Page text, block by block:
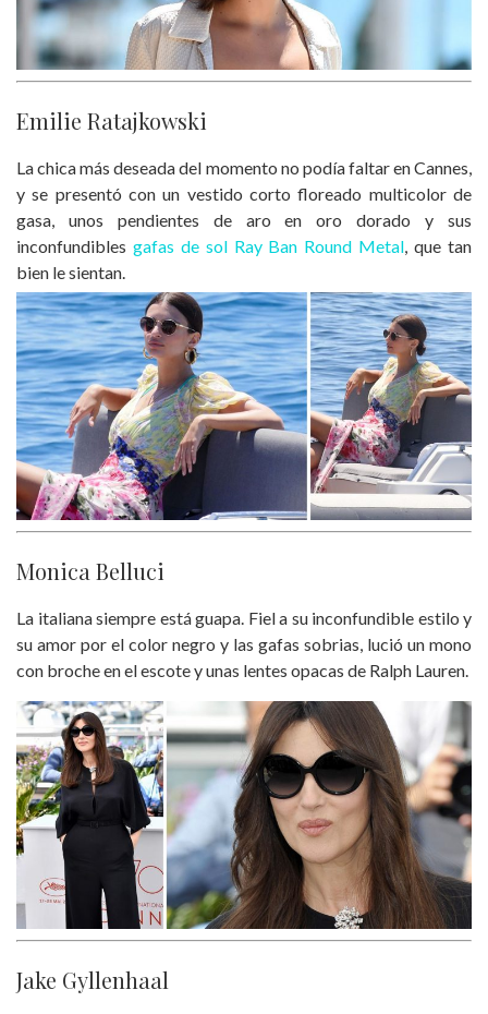
Emilie Ratajkowski
La chica más deseada del momento no podía faltar en Cannes,
y se presentó con un vestido corto floreado multicolor de
gasa, unos pendientes de aro en oro dorado y sus
inconfundibles gafas de sol Ray Ban Round Metal, que tan
bien le sientan.
Monica Belluci
La italiana siempre está guapa. Fiel a su inconfundible estilo y
su amor por el color negro y las gafas sobrias, lució un mono
con broche en el escote y unas lentes opacas de Ralph Lauren.
Jake Gyllenhaal